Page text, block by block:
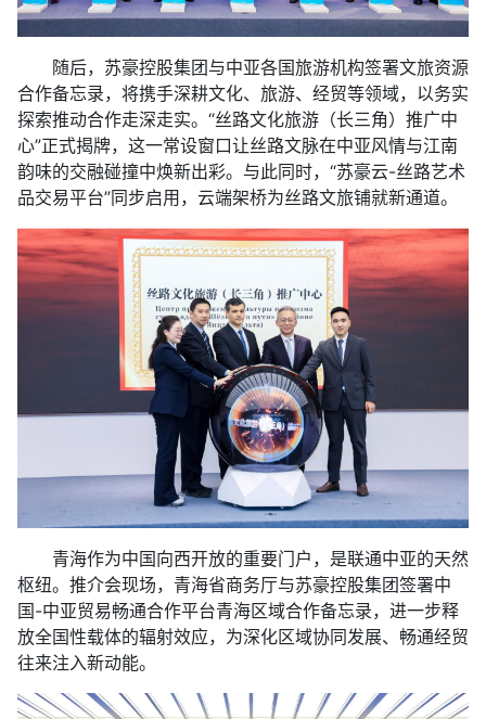
随后，苏豪控股集团与中亚各国旅游机构签署文旅资源
合作备忘录，将携手深耕文化、旅游、经贸等领域，以务实
探索推动合作走深走实。“丝路文化旅游（长三角）推广中
心”正式揭牌，这一常设窗口让丝路文脉在中亚风情与江南
韵味的交融碰撞中焕新出彩。与此同时，“苏豪云-丝路艺术
品交易平台”同步启用，云端架桥为丝路文旅铺就新通道。
青海作为中国向西开放的重要门户，是联通中亚的天然
枢纽。推介会现场，青海省商务厅与苏豪控股集团签署中
国-中亚贸易畅通合作平台青海区域合作备忘录，进一步释
放全国性载体的辐射效应，为深化区域协同发展、畅通经贸
往来注入新动能。